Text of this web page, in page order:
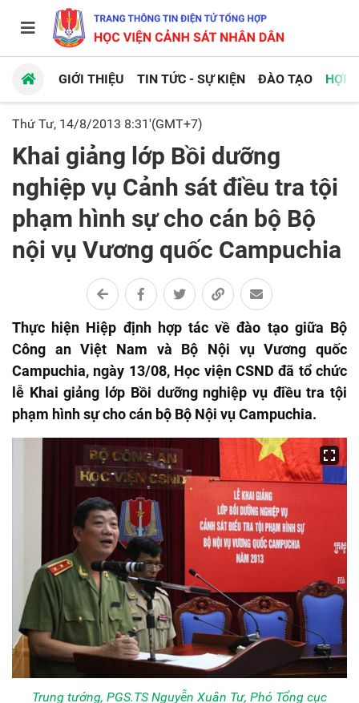
GIỚI THIỆU TIN TỨC - SỰ KIỆN ĐÀO TẠO HỢP
Thứ Tư, 14/8/2013 8:31'(GMT+7)
Khai giảng lớp Bồi dưỡng
nghiệp vụ Cảnh sát điều tra tội
phạm hình sự cho cán bộ Bộ
nội vụ Vương quốc Campuchia
Thực hiện Hiệp định hợp tác về đào tạo giữa Bộ
Công an Việt Nam và Bộ Nội vụ Vương quốc
Campuchia, ngày 13/08, Học viện CSND đã tổ chức
lễ Khai giảng lớp Bồi dưỡng nghiệp vụ điều tra tội
phạm hình sự cho cán bộ Bộ Nội vụ Campuchia.
Trung tướng, PGS.TS Nguyễn Xuân Tư, Phó Tổng cục